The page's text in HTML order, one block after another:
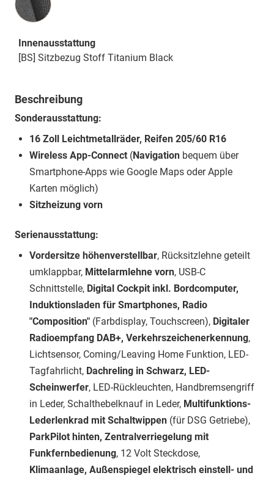
Innenausstattung
[BS] Sitzbezug Stoff Titanium Black
Beschreibung
Sonderausstattung:
16 Zoll Leichtmetallräder, Reifen 205/60 R16
Wireless App-Connect (Navigation bequem über
Smartphone-Apps wie Google Maps oder Apple
Karten möglich)
Sitzheizung vorn
Serienausstattung:
Vordersitze höhenverstellbar, Rücksitzlehne geteilt
umklappbar, Mittelarmlehne vorn, USB-C
Schnittstelle, Digital Cockpit inkl. Bordcomputer,
Induktionsladen für Smartphones, Radio
"Composition" (Farbdisplay, Touchscreen), Digitaler
Radioempfang DAB+, Verkehrszeichenerkennung,
Lichtsensor, Coming/Leaving Home Funktion, LED-
Tagfahrlicht, Dachreling in Schwarz, LED-
Scheinwerfer, LED-Rückleuchten, Handbremsengriff
in Leder, Schalthebelknauf in Leder, Multifunktions-
Lederlenkrad mit Schaltwippen (für DSG Getriebe),
ParkPilot hinten, Zentralverriegelung mit
Funkfernbedienung, 12 Volt Steckdose,
Klimaanlage, Außenspiegel elektrisch einstell- und